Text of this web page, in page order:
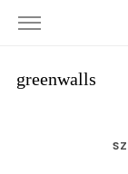
greenwalls